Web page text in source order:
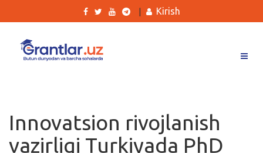
Ishlar
Kirish
Innovatsion rivojlanish
vazirligi Turkiyada PhD